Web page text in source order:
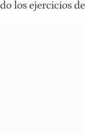
los ejercicios